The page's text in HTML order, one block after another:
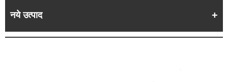
नये उत्पाद